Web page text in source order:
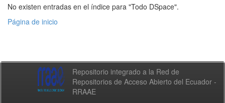
No existen entradas en el índice para "Todo DSpace".
Página de inicio
Repositorio integrado a la Red de
Repositorios de Acceso Abierto del Ecuador -
RRAAE